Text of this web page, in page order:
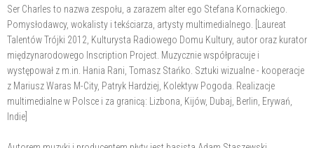
Ser Charles to nazwa zespołu, a zarazem alter ego Stefana Kornackiego.
Pomysłodawcy, wokalisty i tekściarza, artysty multimedialnego. [Laureat
Talentów Trójki 2012, Kulturysta Radiowego Domu Kultury, autor oraz kurator
międzynarodowego Inscription Project. Muzycznie współpracuje i
występował z m.in. Hania Rani, Tomasz Stańko. Sztuki wizualne - kooperacje
z Mariusz Waras M-City, Patryk Hardziej, Kolektyw Pogoda. Realizacje
multimedialne w Polsce i za granicą: Lizbona, Kijów, Dubaj, Berlin, Erywań,
Indie]